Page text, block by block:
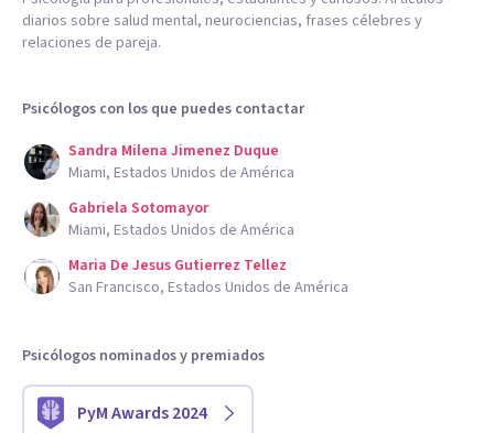
diarios sobre salud mental, neurociencias, frases célebres y
relaciones de pareja.
Psicólogos con los que puedes contactar
Sandra Milena Jimenez Duque
Miami, Estados Unidos de América
Gabriela Sotomayor
Miami, Estados Unidos de América
Maria De Jesus Gutierrez Tellez
San Francisco, Estados Unidos de América
Psicólogos nominados y premiados
PyM Awards 2024